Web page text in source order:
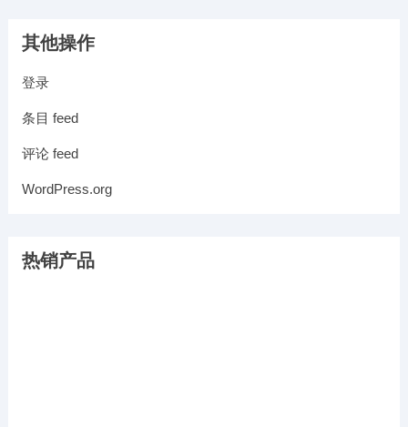
其他操作
登录
条目 feed
评论 feed
WordPress.org
热销产品